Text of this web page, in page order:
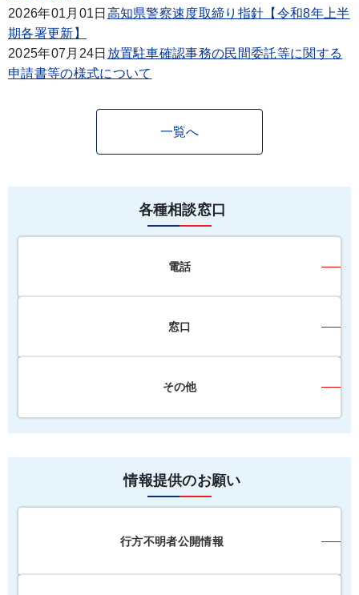
2026年01月01日 高知県警察速度取締り指針【令和8年上半
期各署更新】
2025年07月24日 放置駐車確認事務の民間委託等に関する
申請書等の様式について
一覧へ
各種相談窓口
電話
窓口
その他
情報提供のお願い
行方不明者公開情報